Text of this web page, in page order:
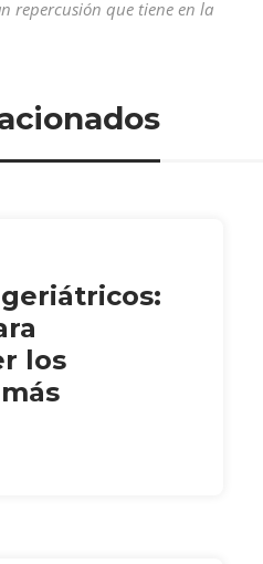
repercusión que tiene en la
los